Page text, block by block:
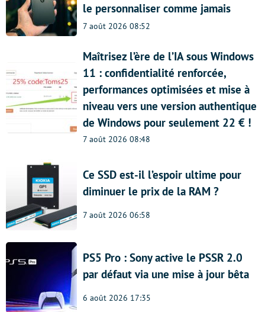
le personnaliser comme jamais
7 août 2026 08:52
Maîtrisez l’ère de l’IA sous Windows
11 : confidentialité renforcée,
performances optimisées et mise à
niveau vers une version authentique
de Windows pour seulement 22 € !
7 août 2026 08:48
Ce SSD est-il l’espoir ultime pour
diminuer le prix de la RAM ?
7 août 2026 06:58
PS5 Pro : Sony active le PSSR 2.0
par défaut via une mise à jour bêta
6 août 2026 17:35